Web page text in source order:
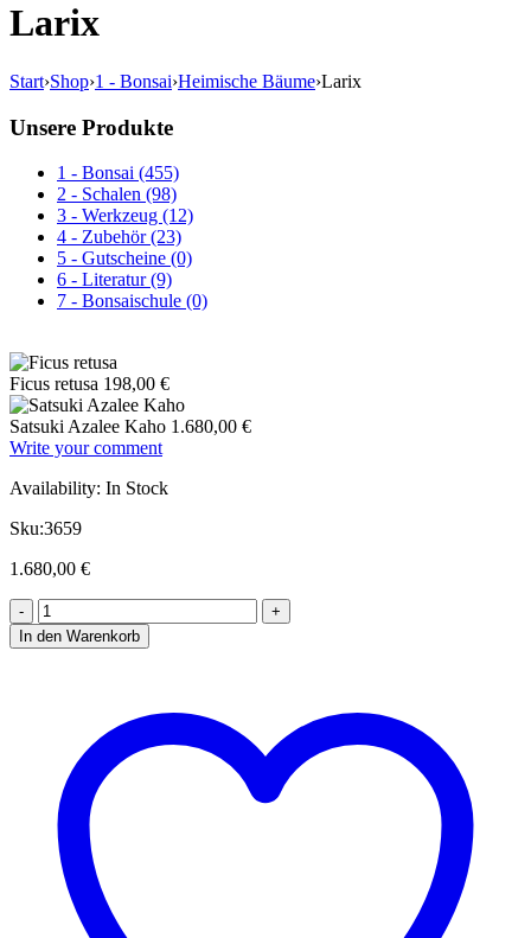
Larix
Start›Shop›1 - Bonsai›Heimische Bäume›Larix
Unsere Produkte
1 - Bonsai (455)
2 - Schalen (98)
3 - Werkzeug (12)
4 - Zubehör (23)
5 - Gutscheine (0)
6 - Literatur (9)
7 - Bonsaischule (0)
Ficus retusa 198,00 €
Satsuki Azalee Kaho 1.680,00 €
Write your comment
Availability: In Stock
Sku:3659
1.680,00 €
In den Warenkorb